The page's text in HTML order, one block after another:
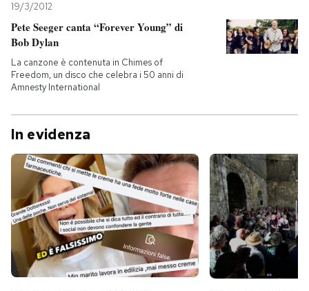
19/3/2012
Pete Seeger canta “Forever Young” di
Bob Dylan
La canzone è contenuta in Chimes of
Freedom, un disco che celebra i 50 anni di
Amnesty International
In evidenza